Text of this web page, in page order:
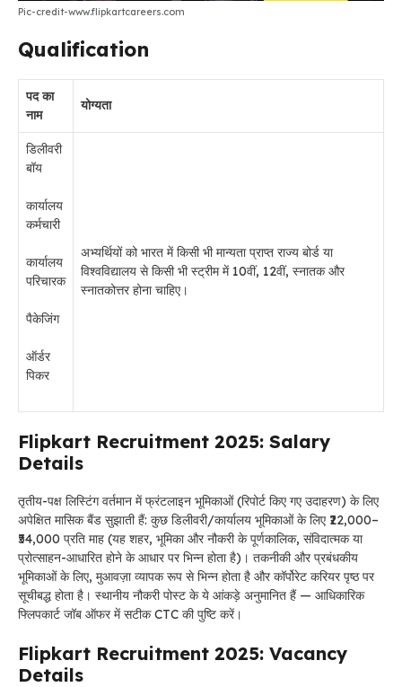
Pic-credit-www.flipkartcareers.com
Qualification
पद का
नाम
योग्यता
डिलीवरी
बॉय
कार्यालय
कर्मचारी
कार्यालय
परिचारक
पैकेजिंग
ऑर्डर
पिकर
अभ्यर्थियों को भारत में किसी भी मान्यता प्राप्त राज्य बोर्ड या
विश्वविद्यालय से किसी भी स्ट्रीम में 10वीं, 12वीं, स्नातक और
स्नातकोत्तर होना चाहिए।
Flipkart Recruitment 2025: Salary
Details
तृतीय-पक्ष लिस्टिंग वर्तमान में फ्रंटलाइन भूमिकाओं (रिपोर्ट किए गए उदाहरण) के लिए
अपेक्षित मासिक बैंड सुझाती हैं: कुछ डिलीवरी/कार्यालय भूमिकाओं के लिए ₹22,000–
₹54,000 प्रति माह (यह शहर, भूमिका और नौकरी के पूर्णकालिक, संविदात्मक या
प्रोत्साहन-आधारित होने के आधार पर भिन्न होता है)। तकनीकी और प्रबंधकीय
भूमिकाओं के लिए, मुआवज़ा व्यापक रूप से भिन्न होता है और कॉर्पोरेट करियर पृष्ठ पर
सूचीबद्ध होता है। स्थानीय नौकरी पोस्ट के ये आंकड़े अनुमानित हैं — आधिकारिक
फ्लिपकार्ट जॉब ऑफर में सटीक CTC की पुष्टि करें।
Flipkart Recruitment 2025: Vacancy
Details